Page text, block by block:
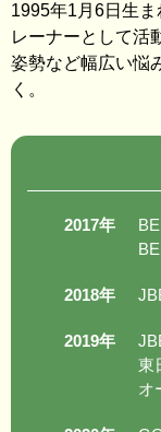
1995年1月6日生
レーナーとして活
姿勢など幅広い悩
く。
2017年
2018年
2019年
東
オ